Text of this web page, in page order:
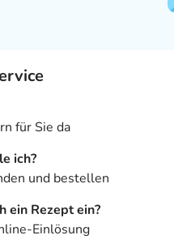
für Sie da
ich?
und bestellen
ein Rezept ein?
Einlösung